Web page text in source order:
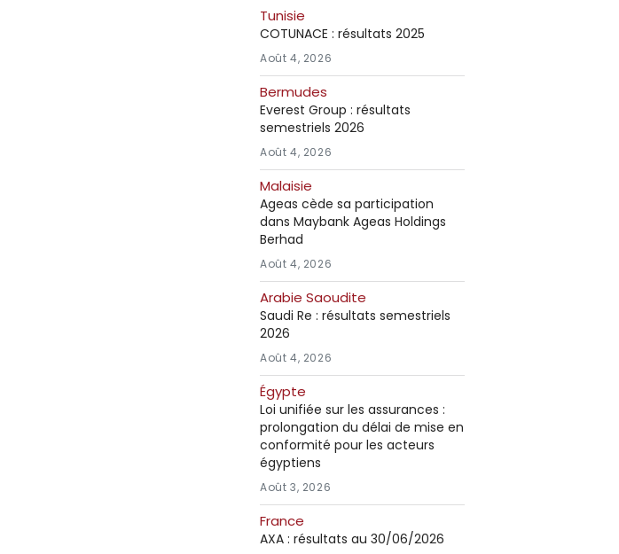
Tunisie
COTUNACE : résultats 2025
Août 4, 2026
Bermudes
Everest Group : résultats
semestriels 2026
Août 4, 2026
Malaisie
Ageas cède sa participation
dans Maybank Ageas Holdings
Berhad
Août 4, 2026
Arabie Saoudite
Saudi Re : résultats semestriels
2026
Août 4, 2026
Égypte
Loi unifiée sur les assurances :
prolongation du délai de mise en
conformité pour les acteurs
égyptiens
Août 3, 2026
France
AXA : résultats au 30/06/2026